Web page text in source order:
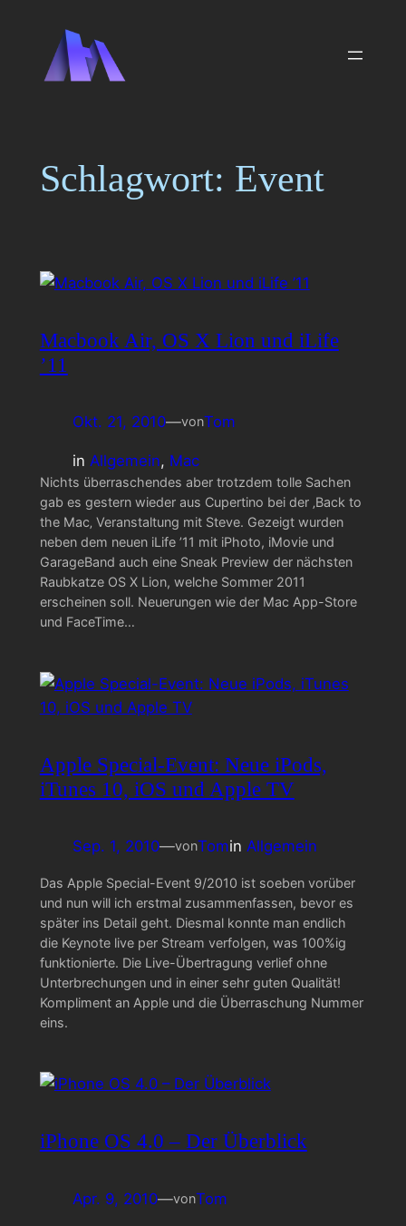
springen
Schlagwort: Event
Macbook Air, OS X Lion und iLife
’11
Okt. 21, 2010—vonTom
in Allgemein, Mac
Nichts überraschendes aber trotzdem tolle Sachen
gab es gestern wieder aus Cupertino bei der ‚Back to
the Mac‚ Veranstaltung mit Steve. Gezeigt wurden
neben dem neuen iLife ’11 mit iPhoto, iMovie und
GarageBand auch eine Sneak Preview der nächsten
Raubkatze OS X Lion, welche Sommer 2011
erscheinen soll. Neuerungen wie der Mac App-Store
und FaceTime…
Apple Special-Event: Neue iPods,
iTunes 10, iOS und Apple TV
Sep. 1, 2010—vonTomin Allgemein
Das Apple Special-Event 9/2010 ist soeben vorüber
und nun will ich erstmal zusammenfassen, bevor es
später ins Detail geht. Diesmal konnte man endlich
die Keynote live per Stream verfolgen, was 100%ig
funktionierte. Die Live-Übertragung verlief ohne
Unterbrechungen und in einer sehr guten Qualität!
Kompliment an Apple und die Überraschung Nummer
eins.
iPhone OS 4.0 – Der Überblick
Apr. 9, 2010—vonTom